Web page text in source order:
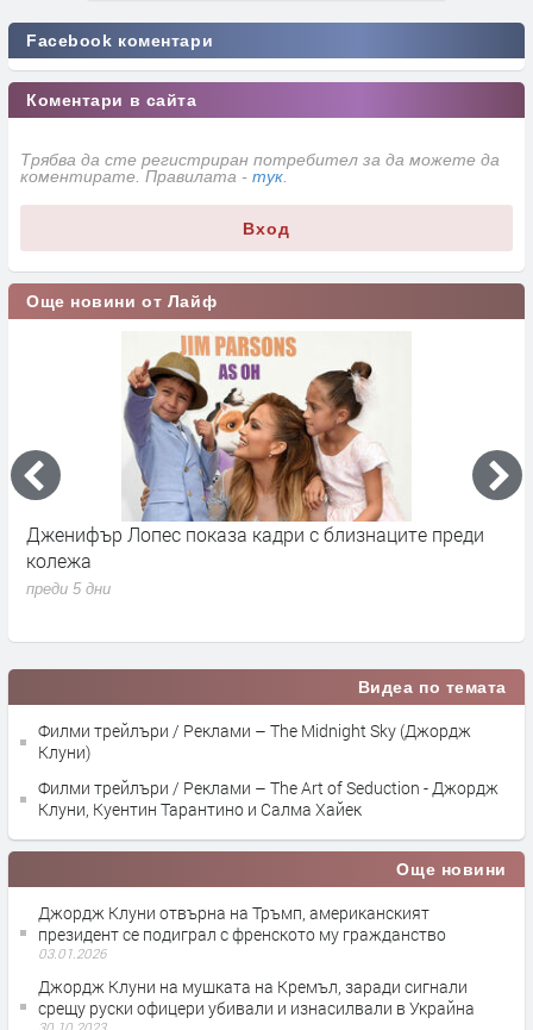
Facebook коментари
Коментари в сайта
Трябва да сте регистриран потребител за да можете да
коментирате. Правилата - тук
Вход
Още новини от Лайф
Сватбата на Кристиано Роналдо и Джорджина
Родригес и какво знаем дотук, освен че ще е другата
седмица
Видеа по темата
Филми трейлъри / Реклами – The Midnight Sky (Джордж
Клуни)
Филми трейлъри / Реклами – The Art of Seduction - Джордж
Клуни, Куентин Тарантино и Салма Хайек
Още новини
Джордж Клуни отвърна на Тръмп, американският
президент се подиграл с френското му гражданство
03.01.2026
Джордж Клуни на мушката на Кремъл, заради сигнали
срещу руски офицери убивали и изнасилвали в Украйна